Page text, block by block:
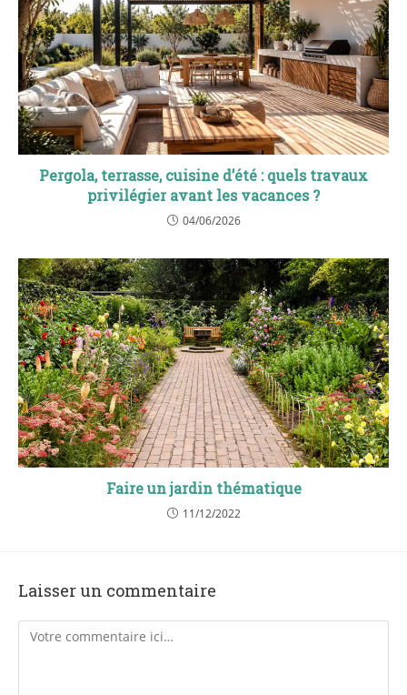
Pergola, terrasse, cuisine d’été : quels travaux
privilégier avant les vacances ?
04/06/2026
Faire un jardin thématique
11/12/2022
Laisser un commentaire